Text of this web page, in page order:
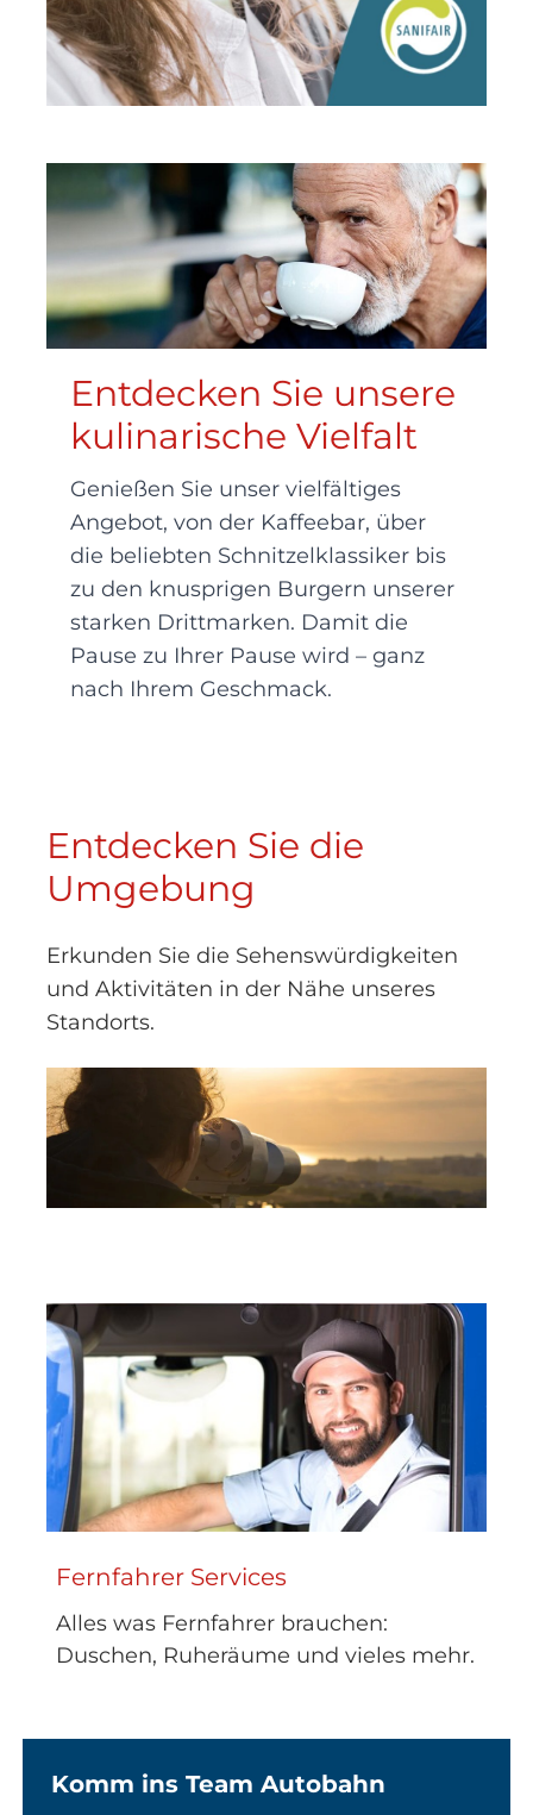
Entdecken Sie unsere
kulinarische Vielfalt
Genießen Sie unser vielfältiges
Angebot, von der Kaffeebar, über
die beliebten Schnitzelklassiker bis
zu den knusprigen Burgern unserer
starken Drittmarken. Damit die
Pause zu Ihrer Pause wird – ganz
nach Ihrem Geschmack.
Entdecken Sie die
Umgebung
Erkunden Sie die Sehenswürdigkeiten
und Aktivitäten in der Nähe unseres
Standorts.
Fernfahrer Services
Alles was Fernfahrer brauchen:
Duschen, Ruheräume und vieles mehr.
Komm ins Team Autobahn